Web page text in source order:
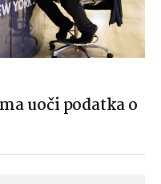
uoči podatka o